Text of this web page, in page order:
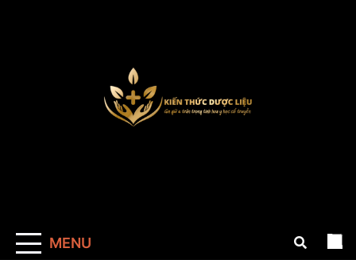
MENU